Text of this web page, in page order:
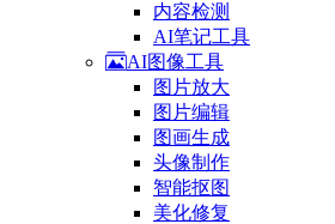
内容检测
AI笔记工具
AI图像工具
图片放大
图片编辑
图画生成
头像制作
智能抠图
美化修复